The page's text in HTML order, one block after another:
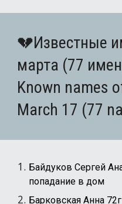
💔Известные
марта (77 имен
Known names
March 17 (77
Байдуков Сергей
попадание в дом
Барковская Анна